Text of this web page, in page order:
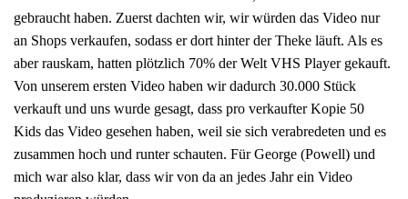
gebraucht haben. Zuerst dachten wir, wir würden das Video nur
an Shops verkaufen, sodass er dort hinter der Theke läuft. Als es
aber rauskam, hatten plötzlich 70% der Welt VHS Player gekauft.
Von unserem ersten Video haben wir dadurch 30.000 Stück
verkauft und uns wurde gesagt, dass pro verkaufter Kopie 50
Kids das Video gesehen haben, weil sie sich verabredeten und es
zusammen hoch und runter schauten. Für George (Powell) und
mich war also klar, dass wir von da an jedes Jahr ein Video